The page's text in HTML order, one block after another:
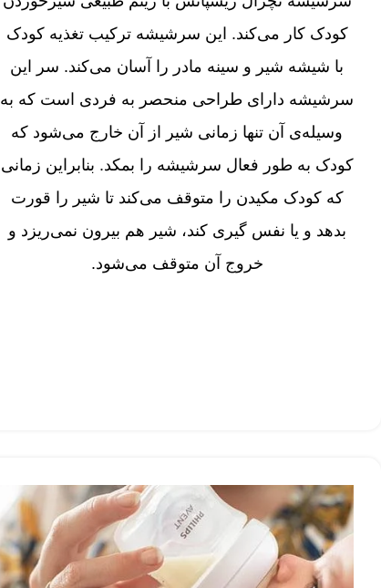
کودک کار می‌کند. این سرشیشه ترکیب تغذیه کودک
با شیشه شیر و سینه مادر را آسان می‌کند. سر این
سرشیشه دارای طراحی منحصر به فردی است که به
وسیله‌ی آن تنها زمانی شیر از آن خارج می‌شود که
کودک به طور فعال سرشیشه را بمکد. بنابراین زمانی
که کودک مکیدن را متوقف می‌کند تا شیر را قورت
بدهد و یا نفس گیری کند، شیر هم بیرون نمی‌ریزد و
خروج آن متوقف می‌شود.